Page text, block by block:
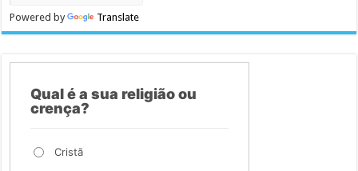
Powered by Translate
Qual é a sua religião ou
crença?
Cristã